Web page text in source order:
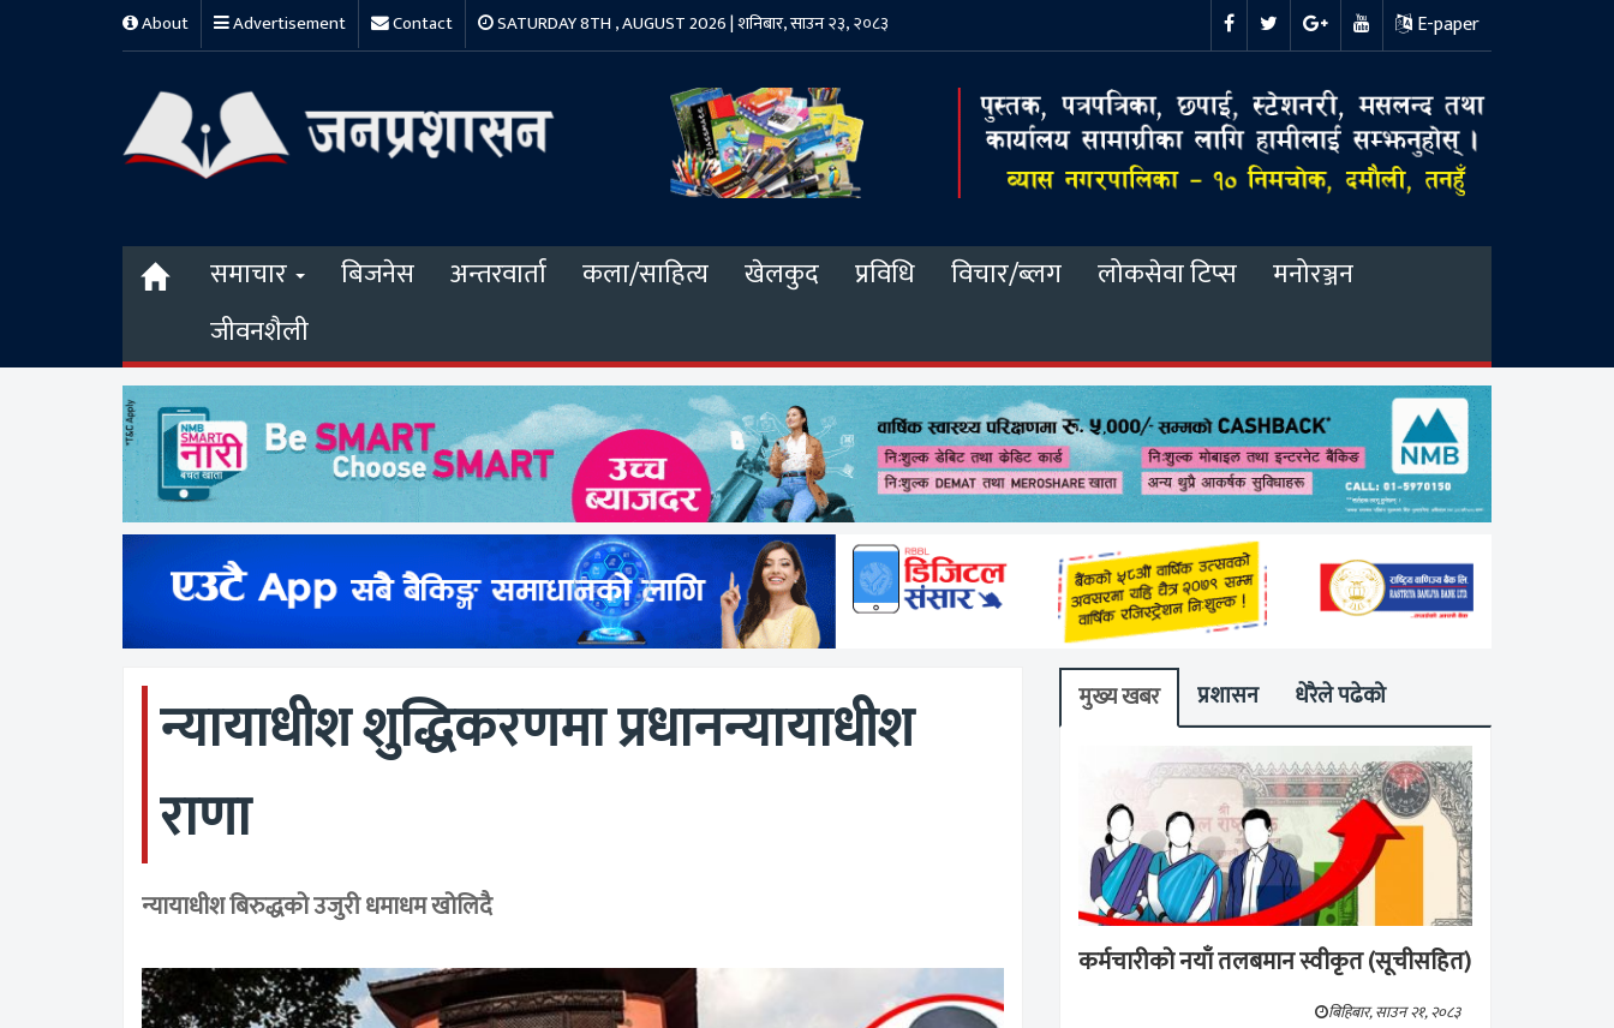
About Advertisement Contact SATURDAY 8TH , AUGUST 2026 | शनिबार, साउन २३, २०८३ E-paper
समाचार बिजनेस अन्तरवार्ता कला/साहित्य खेलकुद प्रविधि विचार/ब्लग लोकसेवा टिप्स
मनोरञ्जन
जीवनशैली
न्यायाधीश शुद्धिकरणमा प्रधानन्यायाधीश
राणा
न्यायाधीश बिरुद्धको उजुरी धमाधम खोलिदै
मुख्य खबर प्रशासन धेरैले पढेको
कर्मचारीको नयाँ तलबमान स्वीकृत (सूचीसहित)
बिहिबार, साउन २१, २०८३